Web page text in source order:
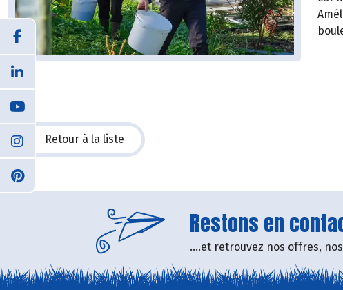
Retour à la liste
Restons en
....et retrouvez nos offres,